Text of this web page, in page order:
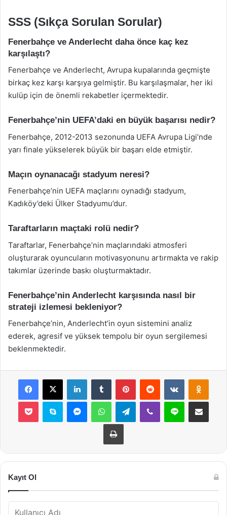
SSS (Sıkça Sorulan Sorular)
Fenerbahçe ve Anderlecht daha önce kaç kez
karşılaştı?
Fenerbahçe ve Anderlecht, Avrupa kupalarında geçmişte
birkaç kez karşı karşıya gelmiştir. Bu karşılaşmalar, her iki
kulüp için de önemli rekabetler içermektedir.
Fenerbahçe’nin UEFA’daki en büyük başarısı nedir?
Fenerbahçe, 2012-2013 sezonunda UEFA Avrupa Ligi’nde
yarı finale yükselerek büyük bir başarı elde etmiştir.
Maçın oynanacağı stadyum neresi?
Fenerbahçe’nin UEFA maçlarını oynadığı stadyum,
Kadıköy’deki Ülker Stadyumu’dur.
Taraftarların maçtaki rolü nedir?
Taraftarlar, Fenerbahçe’nin maçlarındaki atmosferi
oluşturarak oyuncuların motivasyonunu artırmakta ve rakip
takımlar üzerinde baskı oluşturmaktadır.
Fenerbahçe’nin Anderlecht karşısında nasıl bir
strateji izlemesi bekleniyor?
Fenerbahçe’nin, Anderlecht’in oyun sistemini analiz
ederek, agresif ve yüksek tempolu bir oyun sergilemesi
beklenmektedir.
Facebook
X LinkedInTumblr PinterestReddit VKontakte
Pocket Skype MessengerWhatsAppTelegramViber Line E-Posta ile
Yazdır
Kayıt Ol